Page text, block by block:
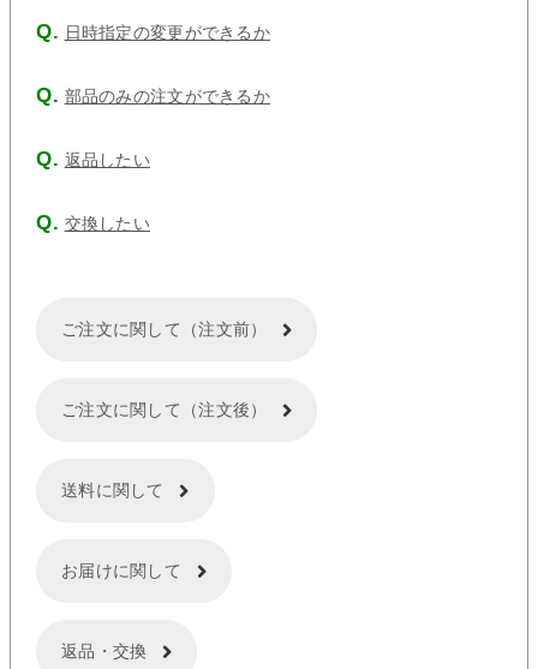
日時指定の変更ができるか
部品のみの注文ができるか
返品したい
交換したい
ご注文に関して（注文前）
ご注文に関して（注文後）
送料に関して
お届けに関して
返品・交換